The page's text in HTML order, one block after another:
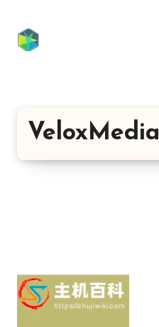
VeloxMedia